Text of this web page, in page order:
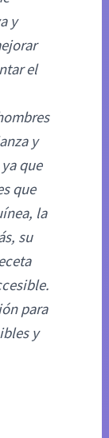
y
el
y
que
que
la
su
para
y